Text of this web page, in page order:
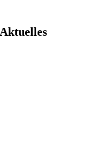
Aktuelles